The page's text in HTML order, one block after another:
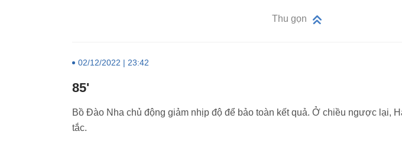
Thu gọn
02/12/2022 | 23:42
85'
Bồ Đào Nha chủ động giảm nhịp độ để bảo toàn kết quả. Ở chiều ngược lại,
tắc.